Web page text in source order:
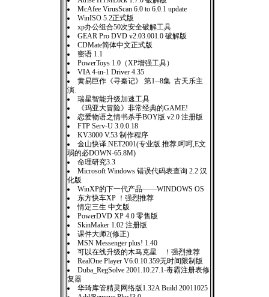
McAfee VirusScan 6.0 to 6.0.1 update
WinISO 5.2正式版
xp办公组合50次安全破解工具
GEAR Pro DVD v2.03.001.0 破解版
CDMate简体中文正式版
密语 1.1
PowerToys 1.0（XP增强工具）
VIA 4-in-1 Driver 4.35
黄易巨作《寻秦记》 第1--8集 古天乐主
演.
瑞星智能升级加速工具
《玛亚大冒险》非常经典的GAME!
恋爱物语之情书杀手BOY版 v2.0 注册版
FTP Serv-U 3.0.0.18
KV3000 V.53 制作程序
金山快译.NET2001(专业版.推荐.呵呵,E文
弱的必DOWN-65.8M)
命理研究3.3
Microsoft Windows 错误代码表查询 2.2 汉
化版
WinXP的下一代产品——WINDOWS OS
东方快车XP ！强烈推荐
情定三生 中文版
PowerDVD XP 4.0 零售版
SkinMaker 1.02 注册版
课件大师2(修正)
MSN Messenger plus! 1.40
可以在线升级的木马克星 ！强烈推荐
RealOne Player V6.0.10.359无时间限制版
Duba_RegSolve 2001.10.27.1-毒霸注册表修
复器
华琦库管精灵网络版1.32A Build 20011025